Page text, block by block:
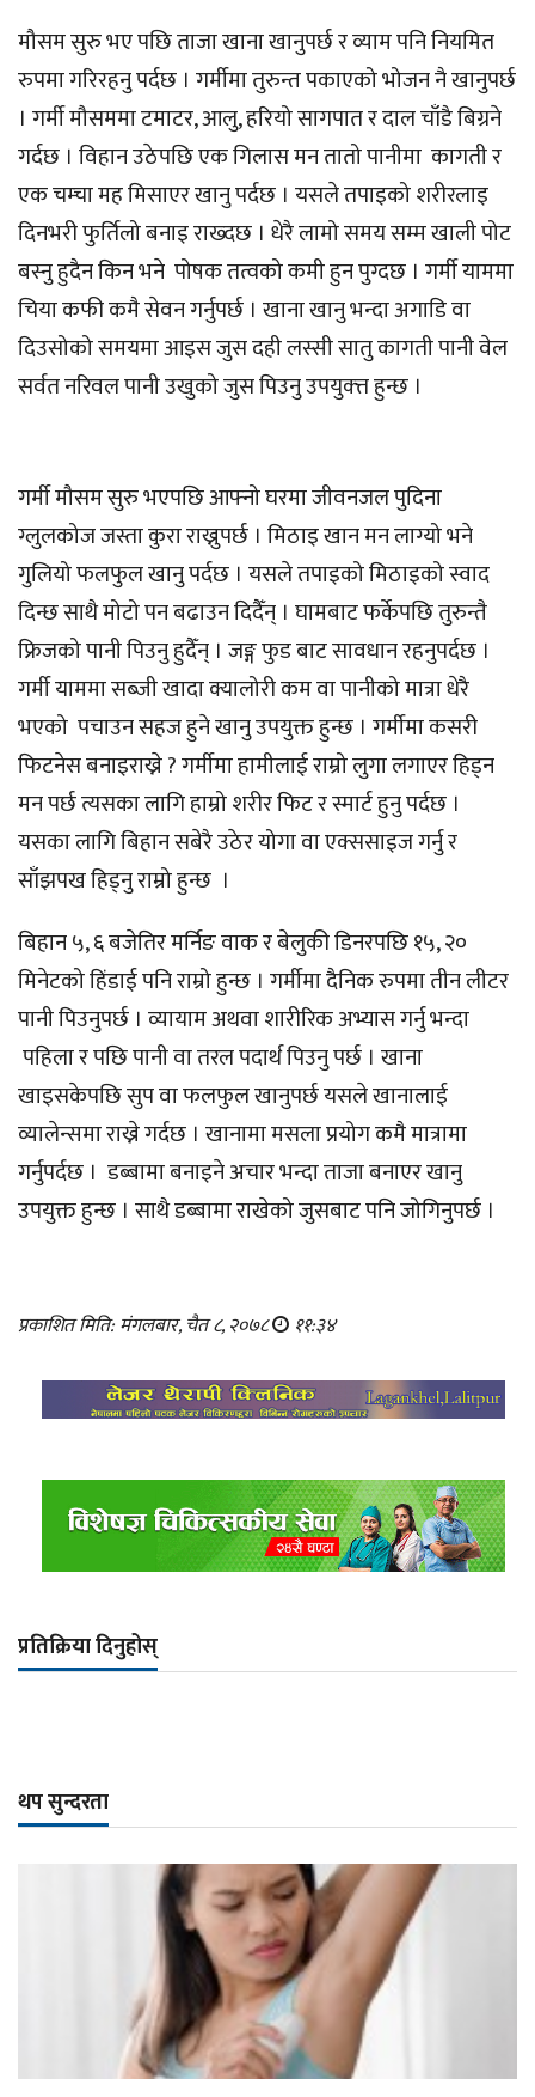
मौसम सुरु भए पछि ताजा खाना खानुपर्छ र व्याम पनि नियमित
रुपमा गरिरहनु पर्दछ । गर्मीमा तुरुन्त पकाएको भोजन नै खानुपर्छ
। गर्मी मौसममा टमाटर, आलु, हरियो सागपात र दाल चाँडै बिग्रने
गर्दछ । विहान उठेपछि एक गिलास मन तातो पानीमा कागती र
एक चम्चा मह मिसाएर खानु पर्दछ । यसले तपाइको शरीरलाइ
दिनभरी फुर्तिलो बनाइ राख्दछ । धेरै लामो समय सम्म खाली पोट
बस्नु हुदैन किन भने पोषक तत्वको कमी हुन पुग्दछ । गर्मी याममा
चिया कफी कमै सेवन गर्नुपर्छ । खाना खानु भन्दा अगाडि वा
दिउसोको समयमा आइस जुस दही लस्सी सातु कागती पानी वेल
सर्वत नरिवल पानी उखुको जुस पिउनु उपयुक्त्त हुन्छ ।
गर्मी मौसम सुरु भएपछि आफ्नो घरमा जीवनजल पुदिना
ग्लुलकोज जस्ता कुरा राख्नुपर्छ । मिठाइ खान मन लाग्यो भने
गुलियो फलफुल खानु पर्दछ । यसले तपाइको मिठाइको स्वाद
दिन्छ सा‍थै मोटो पन बढाउन दिदैँन् । घामबाट फर्केपछि तुरुन्तै
फ्रिजको पानी पिउनु हुदैँन् । जङ्ग फुड बाट सावधान रहनुपर्दछ ।
गर्मी याममा सब्जी खादा क्यालोरी कम वा पानीको मात्रा धेरै
भएको पचाउन सहज हुने खानु उपयुक्त हुन्छ । गर्मीमा कसरी
फिटनेस बनाइराख्ने ? गर्मीमा हामीलाई राम्रो लुगा लगाएर हिड्न
मन पर्छ त्यसका लागि हाम्रो शरीर फिट र स्मार्ट हुनु पर्दछ ।
यसका लागि बिहान सबेरै उठेर योगा वा एक्ससाइज गर्नु र
साँझपख हिड्नु राम्रो हुन्छ ।
बिहान ५, ६ बजेतिर मर्निङ वाक र बेलुकी डिनरपछि १५, २०
मिनेटको हिंडाई पनि राम्रो हुन्छ । गर्मीमा दैनिक रुपमा तीन लीटर
पानी पिउनुपर्छ । व्यायाम अथवा शारीरिक अभ्यास गर्नु भन्दा
पहिला र पछि पानी वा तरल पदार्थ पिउनु पर्छ । खाना
खाइसकेपछि सुप वा फलफुल खानुपर्छ यसले खानालाई
व्यालेन्समा राख्ने गर्दछ । खानामा मसला प्रयोग कमै मात्रामा
गर्नुपर्दछ । डब्बामा बनाइने अचार भन्दा ताजा बनाएर खानु
उपयुक्त हुन्छ । साथै डब्बामा राखेको जुसबाट पनि जोगिनुपर्छ ।
प्रकाशित मिति: मंगलबार, चैत ८, २०७८ ११:३४
प्रतिक्रिया दिनुहोस्
थप सुन्दरता